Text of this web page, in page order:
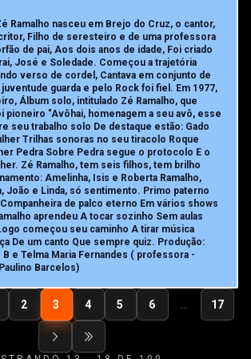
Ramalho nasceu em Brejo do Cruz, o cantor,
Filho de seresteiro e de uma professora
de pai, Aos dois anos de idade, Foi criado
José e Soledade. Começou a trajetória
verso de cordel, Cantava em conjunto de
guarda e pelo Rock foi fiel. Em 1977,
Álbum solo, intitulado Zé Ramalho, que
pioneiro "Avôhai, homenagem a seu avô, esse
seu trabalho solo De destaque estão: Gado
Trilhas sonoras no seu tiracolo Roque
Pedra Sobre Pedra segue o protocolo E o
Zé Ramalho, tem seis filhos, tem brilho
Amelinha, Isis e Roberta Ramalho,
João e Linda, só sentimento. Primo paterno
Companheira de palco eterno Em vários shows
aprendeu A tocar sozinho Sem aulas
começou seu caminho A tirar música
De um canto Que sempre quiz. Produção:
B e Telma Maria Fernandes ( professora -
Barcelos)
2 3 4 5 6 17